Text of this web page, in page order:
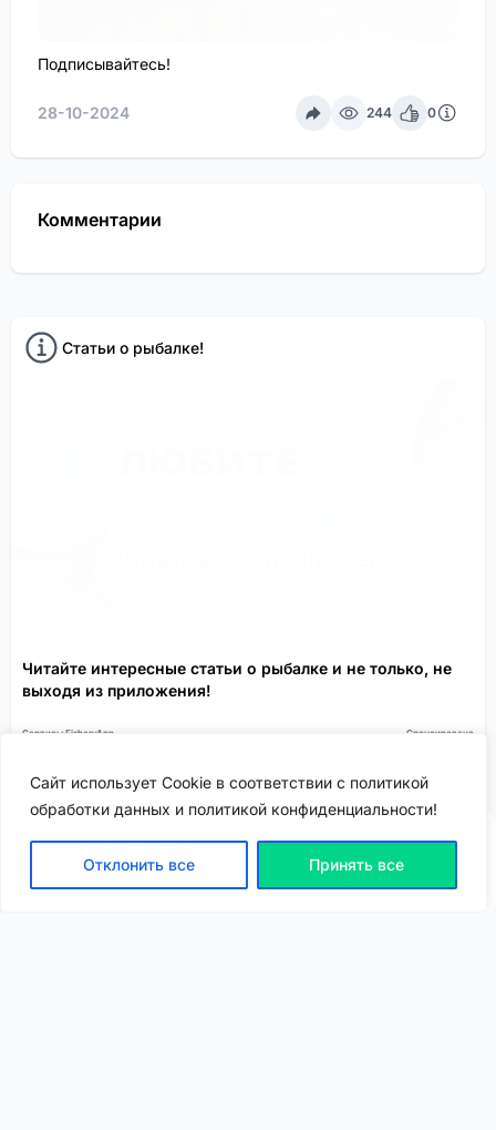
Сайт использует Cookie в соответствии с политикой
обработки данных и политикой конфиденциальности!
Отклонить все Принять все
Подписывайтесь!
28-10-2024 244 0
Комментарии
Статьи о рыбалке!
Читайте интересные статьи о рыбалке и не только, не
выходя из приложения!
Сервисы FisheryApp Спонсировано
ВХОД | РЕГИСТРАЦИЯ